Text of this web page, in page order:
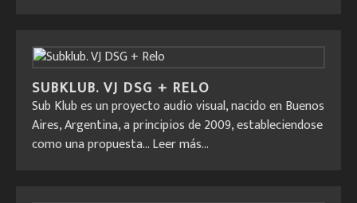
SUBKLUB. VJ DSG + RELO
Sub Klub es un proyecto audio visual, nacido en Buenos
Aires, Argentina, a principios de 2009, estableciendose
como una propuesta...Leer más...